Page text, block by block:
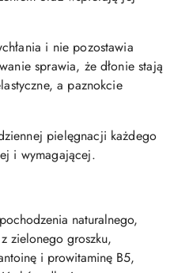
i nie pozostawia
sprawia, że dłonie stają
a paznokcie
pielęgnacji każdego
i wymagającej.
naturalnego,
zielonego groszku,
i prowitaminę B5,